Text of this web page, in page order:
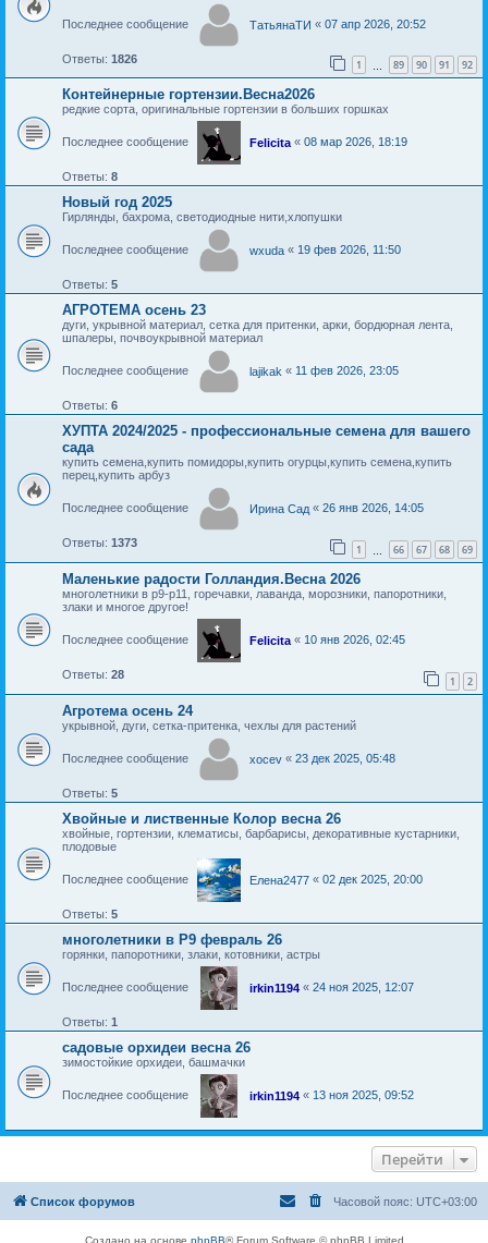
Последнее сообщение ТатьянаТИ « 07 апр 2026, 20:52
Ответы: 1826 1 89 90 91 92
Контейнерные гортензии.Весна2026
редкие сорта, оригинальные гортензии в больших горшках
Последнее сообщение Felicita « 08 мар 2026, 18:19
Ответы: 8
Новый год 2025
Гирлянды, бахрома, светодиодные нити,хлопушки
Последнее сообщение wxuda « 19 фев 2026, 11:50
Ответы: 5
АГРОТЕМА осень 23
дуги, укрывной материал, сетка для притенки, арки, бордюрная лента,
шпалеры, почвоукрывной материал
Последнее сообщение lajikak « 11 фев 2026, 23:05
Ответы: 6
ХУПТА 2024/2025 - профессиональные семена для вашего
сада
купить семена,купить помидоры,купить огурцы,купить семена,купить
перец,купить арбуз
Последнее сообщение Ирина Сад « 26 янв 2026, 14:05
Ответы: 1373 1 66 67 68 69
Маленькие радости Голландия.Весна 2026
многолетники в р9-р11, горечавки, лаванда, морозники, папоротники,
злаки и многое другое!
Последнее сообщение Felicita « 10 янв 2026, 02:45
Ответы: 28 1 2
Агротема осень 24
укрывной, дуги, сетка-притенка, чехлы для растений
Последнее сообщение xocev « 23 дек 2025, 05:48
Ответы: 5
Хвойные и лиственные Колор весна 26
хвойные, гортензии, клематисы, барбарисы, декоративные кустарники,
плодовые
Последнее сообщение Елена2477 « 02 дек 2025, 20:00
Ответы: 5
многолетники в Р9 февраль 26
горянки, папоротники, злаки, котовники, астры
Последнее сообщение irkin1194 « 24 ноя 2025, 12:07
Ответы: 1
садовые орхидеи весна 26
зимостойкие орхидеи, башмачки
Последнее сообщение irkin1194 « 13 ноя 2025, 09:52
Перейти
Список форумов Часовой пояс: UTC+03:00
Создано на основе phpBB® Forum Software © phpBB Limited